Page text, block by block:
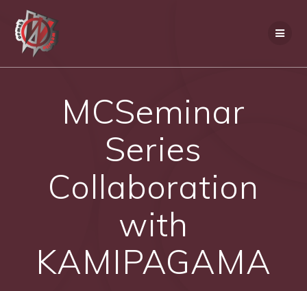
MCSeminar
Series
Collaboration
with
KAMIPAGAMA